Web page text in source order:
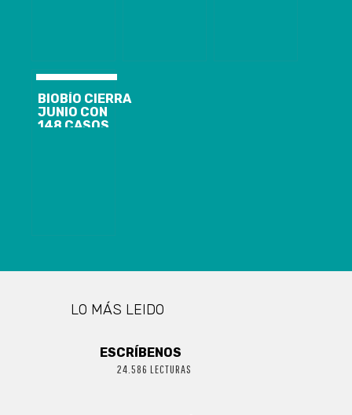
BIOBÍO CIERRA
JUNIO CON
148 CASOS
LO MÁS LEIDO
ESCRÍBENOS
24.586 LECTURAS